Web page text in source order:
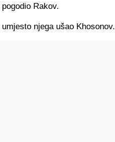
Rakov.
njega ušao Khosonov.